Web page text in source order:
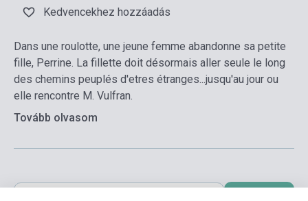
Kedvencekhez hozzáadás
Dans une roulotte, une jeune femme abandonne sa petite
fille, Perrine. La fillette doit désormais aller seule le long
des chemins peuplés d'etres étranges...jusqu'au jour ou
elle rencontre M. Vulfran.
Tovább olvasom
Kosárba